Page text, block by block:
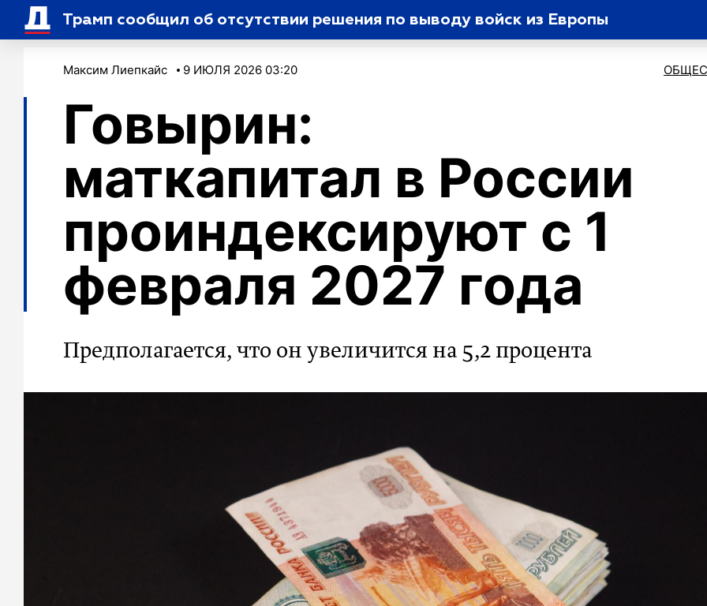
Трамп сообщил об отсутствии решения по выводу войск из Европы
Максим Лиепкайс 9 ИЮЛЯ 2026 03:20
Говырин:
маткапитал в России
проиндексируют с 1
февраля 2027 года
Предполагается, что он увеличится на 5,2 процента